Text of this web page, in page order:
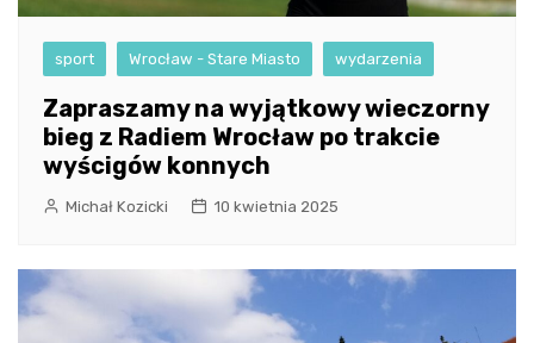
sport Wrocław - Stare Miasto wydarzenia
Zapraszamy na wyjątkowy wieczorny
bieg z Radiem Wrocław po trakcie
wyścigów konnych
Michał Kozicki 10 kwietnia 2025